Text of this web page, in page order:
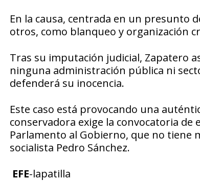
En la causa, centrada en un presunto
otros, como blanqueo y organización
Tras su imputación judicial, Zapatero
ninguna administración pública ni
defenderá su inocencia.
Este caso está provocando una
conservadora exige la convocatoria
Parlamento al Gobierno, que no tiene
socialista Pedro Sánchez.
EFE-lapatilla